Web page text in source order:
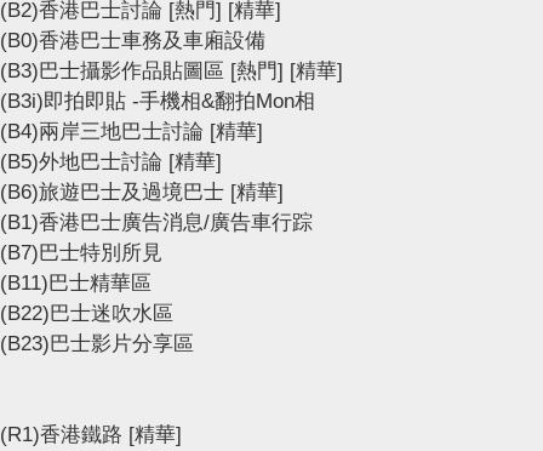
(B2)香港巴士討論 [熱門] [精華]
(B0)香港巴士車務及車廂設備
(B3)巴士攝影作品貼圖區 [熱門] [精華]
(B3i)即拍即貼 -手機相&翻拍Mon相
(B4)兩岸三地巴士討論 [精華]
(B5)外地巴士討論 [精華]
(B6)旅遊巴士及過境巴士 [精華]
(B1)香港巴士廣告消息/廣告車行踪
(B7)巴士特別所見
(B11)巴士精華區
(B22)巴士迷吹水區
(B23)巴士影片分享區
(R1)香港鐵路 [精華]